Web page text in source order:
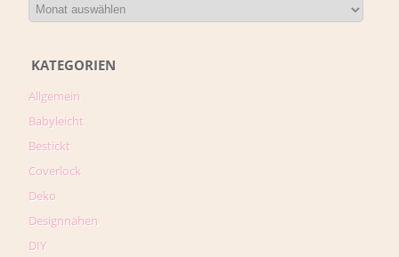
KATEGORIEN
Allgemein
Babyleicht
Bestickt
Coverlock
Deko
Designnähen
DIY